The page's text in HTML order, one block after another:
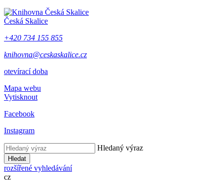
Česká Skalice
+420 734 155 855
knihovna@ceskaskalice.cz
otevírací doba
Mapa webu
Vytisknout
Facebook
Instagram
Hledaný výraz
Hledat
rozšířené vyhledávání
cz